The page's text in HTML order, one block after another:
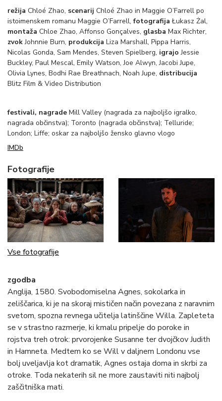
režija Chloé Zhao, scenarij Chloé Zhao in Maggie O’Farrell po
istoimenskem romanu Maggie O’Farrell,fotografija Łukasz Żal,
montaža Chloe Zhao, Affonso Gonçalves, glasba Max Richter,
zvokJohnnie Burn, produkcija Liza Marshall, Pippa Harris,
Nicolas Gonda, Sam Mendes, Steven Spielberg, igrajo Jessie
Buckley, Paul Mescal, Emily Watson, Joe Alwyn, Jacobi Jupe,
Olivia Lynes, Bodhi Rae Breathnach, Noah Jupe, distribucija
Blitz Film & Video Distribution
festivali, nagrade Mill Valley (nagrada za najboljšo igralko,
nagrada občinstva); Toronto (nagrada občinstva); Telluride;
London; Liffe; oskar za najboljšo žensko glavno vlogo
IMDb
Fotografije
Vse fotografije
zgodba
Anglija, 1580. Svobodomiselna Agnes, sokolarka in
zeliščarica, ki je na skoraj mističen način povezana z naravnim
svetom, spozna revnega učitelja latinščine Willa. Zapleteta
se v strastno razmerje, ki kmalu pripelje do poroke in
rojstva treh otrok: prvorojenke Susanne ter dvojčkov Judith
in Hamneta. Medtem ko se Will v daljnem Londonu vse
bolj uveljavlja kot dramatik, Agnes ostaja doma in skrbi za
otroke. Toda nekaterih sil ne more zaustaviti niti najbolj
zaščitniška mati.